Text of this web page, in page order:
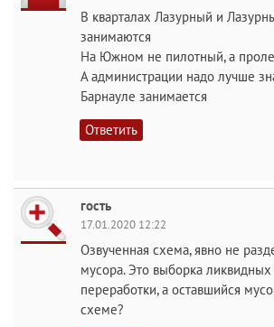
В кварталах Лазурный и
занимаются
На Южном не пилотный, а
А администрации надо лучше
Барнауле занимается
Ответить
гость
17.01.2020 12:22
Озвученная схема, явно не
мусора. Это выборка
переработки, а оставшийся
схеме?